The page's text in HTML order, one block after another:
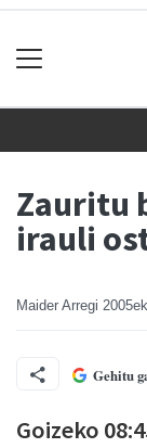
Zauritu
irauli
Maider Arregi
Gehitu
Goizeko